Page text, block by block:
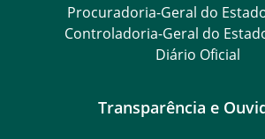
Procuradoria-Geral do
Controladoria-Geral do
Diário Oficial
Transparência e